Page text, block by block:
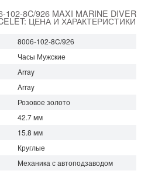
102-8C/926 MAXI MARINE DIVER
ЦЕНА И ХАРАКТЕРИСТИКИ
8006-102-8C/926
Часы Мужские
Array
Array
Розовое золото
42.7 мм
15.8 мм
Круглые
Механика с автоподзаводом